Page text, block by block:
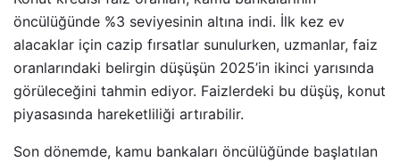
öncülüğünde %3 seviyesinin altına indi. İlk kez ev
alacaklar için cazip fırsatlar sunulurken, uzmanlar, faiz
oranlarındaki belirgin düşüşün 2025’in ikinci yarısında
görüleceğini tahmin ediyor. Faizlerdeki bu düşüş, konut
piyasasında hareketliliği artırabilir.
Son dönemde, kamu bankaları öncülüğünde başlatılan